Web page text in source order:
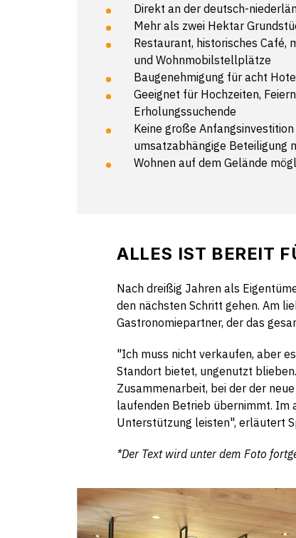
Direkt an der deutsch-
Mehr als zwei Hektar
Restaurant, historisches Café,
und Wohnmobilstellplätze
Baugenehmigung für acht
Geeignet für Hochzeiten,
Erholungssuchende
Keine große
umsatzabhängige Beteiligung
Wohnen auf dem Gelände
ALLES IST BEREIT
Nach dreißig Jahren als
den nächsten Schritt gehen. Am
Gastronomiepartner, der das
"Ich muss nicht verkaufen, aber
Standort bietet, ungenutzt
Zusammenarbeit, bei der der
laufenden Betrieb übernimmt. Im
Unterstützung leisten", erläutert
*Der Text wird unter dem Foto